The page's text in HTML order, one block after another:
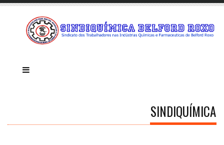
SINDIQUÍMICA